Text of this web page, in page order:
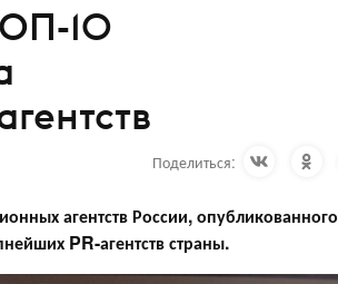
10
Поделиться:
агентств России, опубликованного
PR-агентств страны.